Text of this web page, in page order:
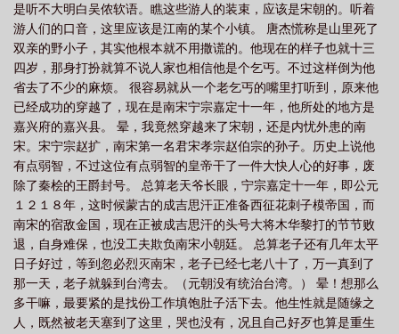
99 小龙女 黄蓉合集 神雕之江山美人妈妈 神雕之江山美人精校
版 神雕之江山美人(第2部) 神雕之江山美人全文阅读 神雕之江山美人全本
免费阅读 神雕之江山美人免费全文 神雕之江山美人 妈妈穆念慈 百度神雕
之江山美人 神雕之江山美人txt全文阅读 神雕之江山美人 风流 神雕之江山
美人推荐 神雕之江山美人txt棉花糖 神雕之江山美人反云复雨 神雕之江
山 神雕之江山美人唐杰的女人 神雕之江山美人千丝万断 神雕之江山美人
TXT全集 神雕之江山美人txt 神雕之江山美人天下 神雕之江山美人免费叨烟
斗 神雕之江山美人黄蓉杨过 神雕之江山美人如画 神雕之江山美人全
全本TXT 神雕之江山美人txt资源 神雕之江山美人第502章 穿越杨过黄蓉神
雕之江山美人 神雕之江山美人1 神雕之江山美人全集TXT 神雕之江山美人
电子书 神雕之江山美人.txt 神雕之江山美人第1章免费阅读 主角杨过的神雕
黄蓉 神雕之江山美人穆念慈 神雕之江山美人完整版 神雕之江山美人未删减
是听不大明白吴侬软语。瞧这些游人的装束，应该是宋朝的。听着
游人们的口音，这里应该是江南的某个小镇。 唐杰慌称是山里死了
双亲的野小子，其实他根本就不用撒谎的。他现在的样子也就十三
四岁，那身打扮就算不说人家也相信他是个乞丐。不过这样倒为他
省去了不少的麻烦。 很容易就从一个老乞丐的嘴里打听到，原来他
已经成功的穿越了，现在是南宋宁宗嘉定十一年，他所处的地方是
嘉兴府的嘉兴县。 晕，我竟然穿越来了宋朝，还是内忧外患的南
宋。宋宁宗赵扩，南宋第一名君宋孝宗赵伯宗的孙子。历史上说他
有点弱智，不过这位有点弱智的皇帝干了一件大快人心的好事，废
除了秦桧的王爵封号。 总算老天爷长眼，宁宗嘉定十一年，即公元
１２１８年，这时候蒙古的成吉思汗正准备西征花刺子模帝国，而
南宋的宿敌金国，现在正被成吉思汗的头号大将木华黎打的节节败
退，自身难保，也没工夫欺负南宋小朝廷。 总算老子还有几年太平
日子好过，等到忽必烈灭南宋，老子已经七老八十了，万一真到了
那一天，老子就躲到台湾去。（元朝没有统治台湾。） 晕！想那么
多干嘛，最要紧的是找份工作填饱肚子活下去。他生性就是随缘之
人，既然被老天塞到了这里，哭也没有，况且自己好歹也算是重生